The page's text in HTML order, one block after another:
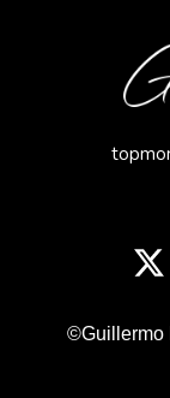
©Guillermo